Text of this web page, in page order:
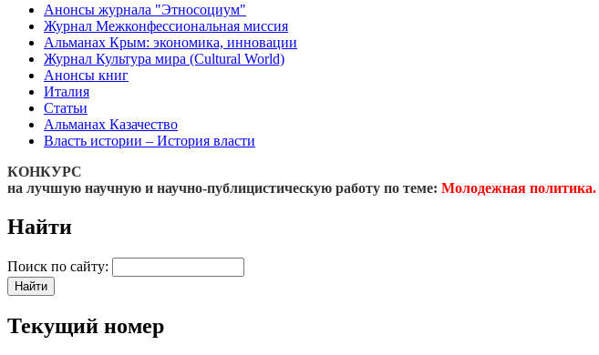
Анонсы журнала "Этносоциум"
Журнал Межконфессиональная миссия
Альманах Крым: экономика, инновации
Журнал Культура мира (Cultural World)
Анонсы книг
Италия
Статьи
Альманах Казачество
Власть истории – История власти
КОНКУРС
на лучшую научную и научно-публицистическую работу по теме: Молодежная политика.
Найти
Поиск по сайту:
Текущий номер